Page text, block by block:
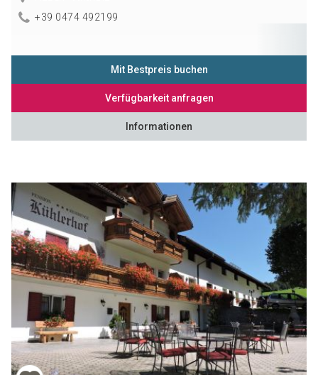
+39 0474 492199
Mit Bestpreis buchen
Verfügbarkeit anfragen
Informationen